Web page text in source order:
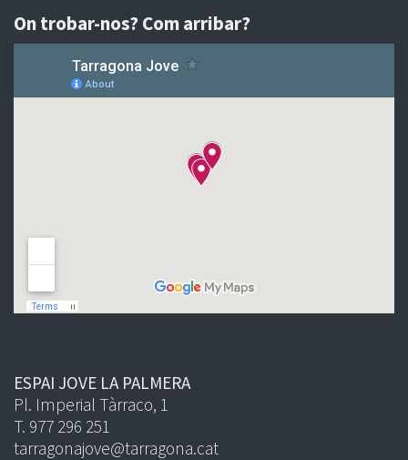
On trobar-nos? Com arribar?
ESPAI JOVE LA PALMERA
Pl. Imperial Tàrraco, 1
T. 977 296 251
tarragonajove@tarragona.cat